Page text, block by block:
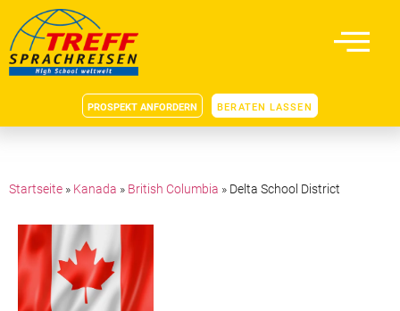
PROSPEKT ANFORDERN BERATEN LASSEN
Startseite » Kanada » British Columbia » Delta School District